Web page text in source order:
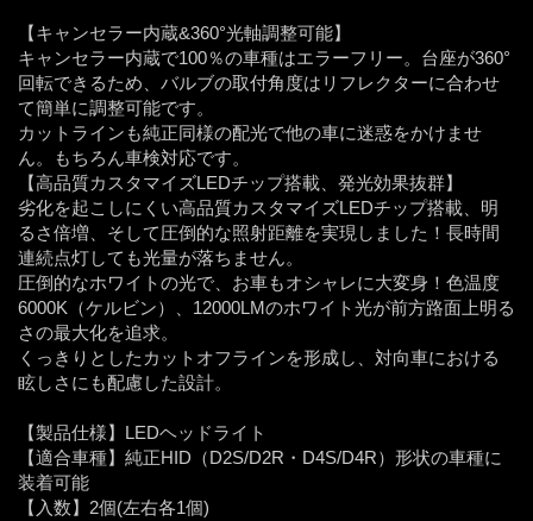
【キャンセラー内蔵&360°光軸調整可能】
キャンセラー内蔵で100％の車種はエラーフリー。台座が360°
回転できるため、バルブの取付角度はリフレクターに合わせ
て簡単に調整可能です。
カットラインも純正同様の配光で他の車に迷惑をかけませ
ん。もちろん車検対応です。
【高品質カスタマイズLEDチップ搭載、発光効果抜群】
劣化を起こしにくい高品質カスタマイズLEDチップ搭載、明
るさ倍増、そして圧倒的な照射距離を実現しました！長時間
連続点灯しても光量が落ちません。
圧倒的なホワイトの光で、お車もオシャレに大変身！色温度
6000K（ケルビン）、12000LMのホワイト光が前方路面上明る
さの最大化を追求。
くっきりとしたカットオフラインを形成し、対向車における
眩しさにも配慮した設計。
【製品仕様】LEDヘッドライト
【適合車種】純正HID（D2S/D2R・D4S/D4R）形状の車種に
装着可能
【入数】2個(左右各1個)